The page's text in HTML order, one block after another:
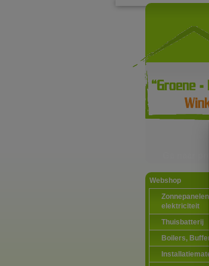
Ga naar
Webshop
elektriciteit
Thuisbatterij
Boilers,